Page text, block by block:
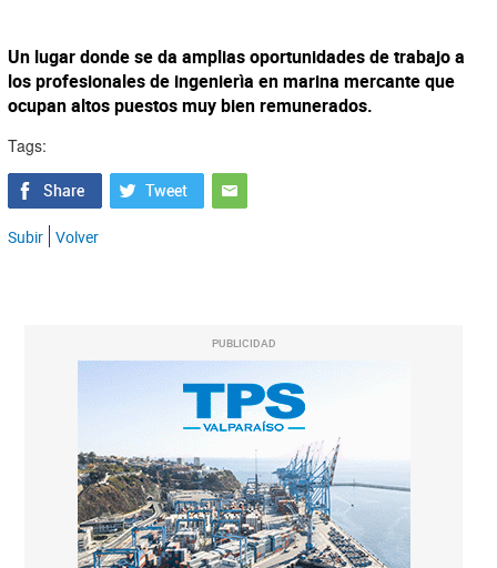
Un lugar donde se da amplias oportunidades de trabajo a
los profesionales de ingenierìa en marina mercante que
ocupan altos puestos muy bien remunerados.
Tags:
Subir Volver
PUBLICIDAD